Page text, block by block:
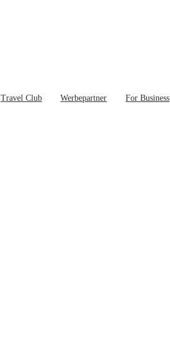
Travel Club Werbepartner For Business